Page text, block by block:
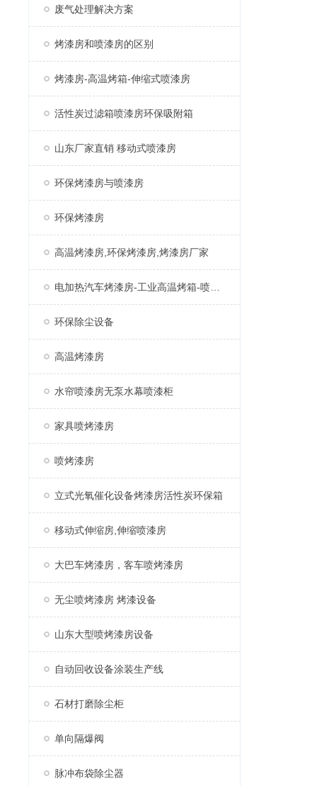
废气处理解决方案
烤漆房和喷漆房的区别
烤漆房-高温烤箱-伸缩式喷漆房
活性炭过滤箱喷漆房环保吸附箱
山东厂家直销 移动式喷漆房
环保烤漆房与喷漆房
环保烤漆房
高温烤漆房,环保烤漆房,烤漆房厂家
环保除尘设备
高温烤漆房
水帘喷漆房无泵水幕喷漆柜
家具喷烤漆房
喷烤漆房
立式光氧催化设备烤漆房活性炭环保箱
移动式伸缩房,伸缩喷漆房
大巴车烤漆房，客车喷烤漆房
无尘喷烤漆房 烤漆设备
山东大型喷烤漆房设备
自动回收设备涂装生产线
石材打磨除尘柜
单向隔爆阀
脉冲布袋除尘器